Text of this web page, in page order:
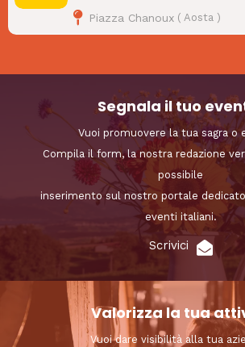
Piazza Chanoux (Aosta )
Segnala il tuo
Vuoi promuovere la tua sagra o
Compila il form, la nostra redazione
possibile
inserimento sul nostro portale
eventi italiani.
Scrivici
Valorizza la tua
Vuoi dare visibilità alla tua